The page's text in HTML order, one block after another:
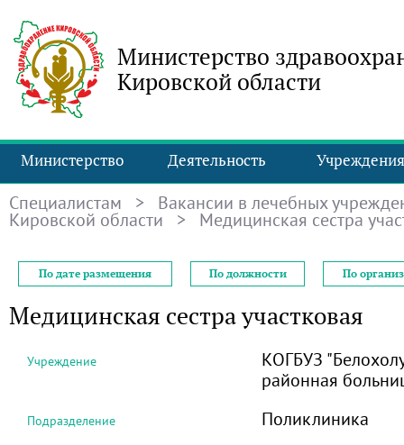
Министерство
Кировской области
Министерство Деятельность Учреждения
Специалистам > Вакансии в лечебных
Кировской области > Медицинская сестра
По дате размещения По должности По
Медицинская сестра участковая
Учреждение
КОГБУЗ
районная
Подразделение Поликлиника